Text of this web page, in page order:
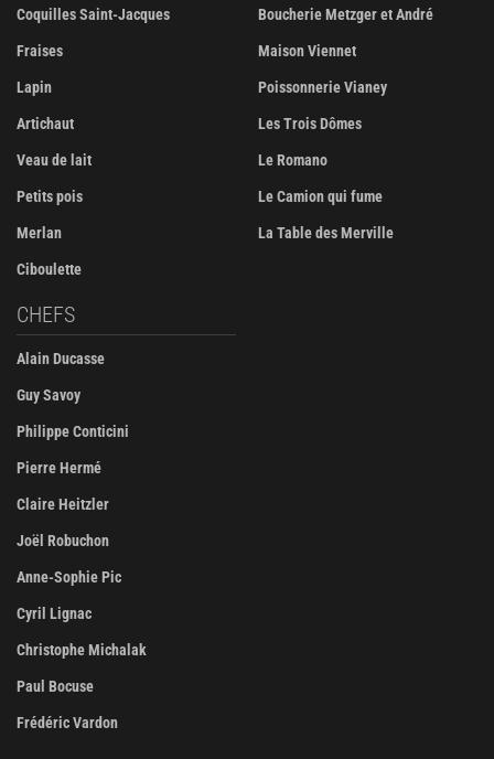
Coquilles Saint-Jacques
Fraises
Lapin
Artichaut
Veau de lait
Petits pois
Merlan
Ciboulette
Boucherie Metzger et André
Maison Viennet
Poissonnerie Vianey
Les Trois Dômes
Le Romano
Le Camion qui fume
La Table des Merville
CHEFS
Alain Ducasse
Guy Savoy
Philippe Conticini
Pierre Hermé
Claire Heitzler
Joël Robuchon
Anne-Sophie Pic
Cyril Lignac
Christophe Michalak
Paul Bocuse
Frédéric Vardon